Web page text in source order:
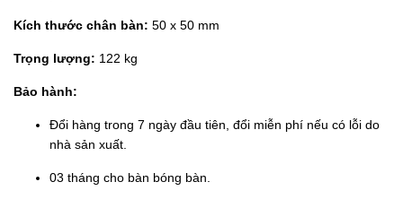
Kích thước chân bàn: 50 x 50 mm
Trọng lượng: 122 kg
Bảo hành:
Đổi hàng trong 7 ngày đầu tiên, đổi miễn phí nếu có lỗi do
nhà sản xuất.
03 tháng cho bàn bóng bàn.